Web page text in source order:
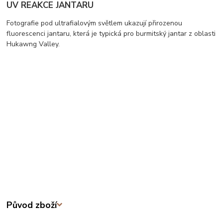
UV REAKCE JANTARU
Fotografie pod ultrafialovým světlem ukazují přirozenou
fluorescenci jantaru, která je typická pro burmitský jantar z oblasti
Hukawng Valley.
Původ zboží